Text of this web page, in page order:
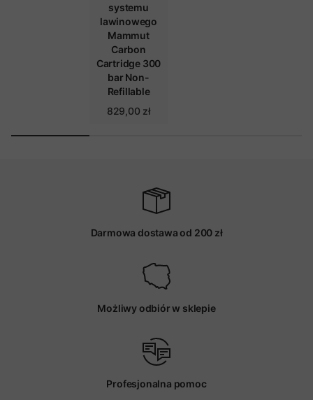
systemu
lawinowego
Mammut
Carbon
Cartridge 300
bar Non-
Refillable
829,00 zł
Darmowa dostawa od 200 zł
Możliwy odbiór w sklepie
Profesjonalna pomoc